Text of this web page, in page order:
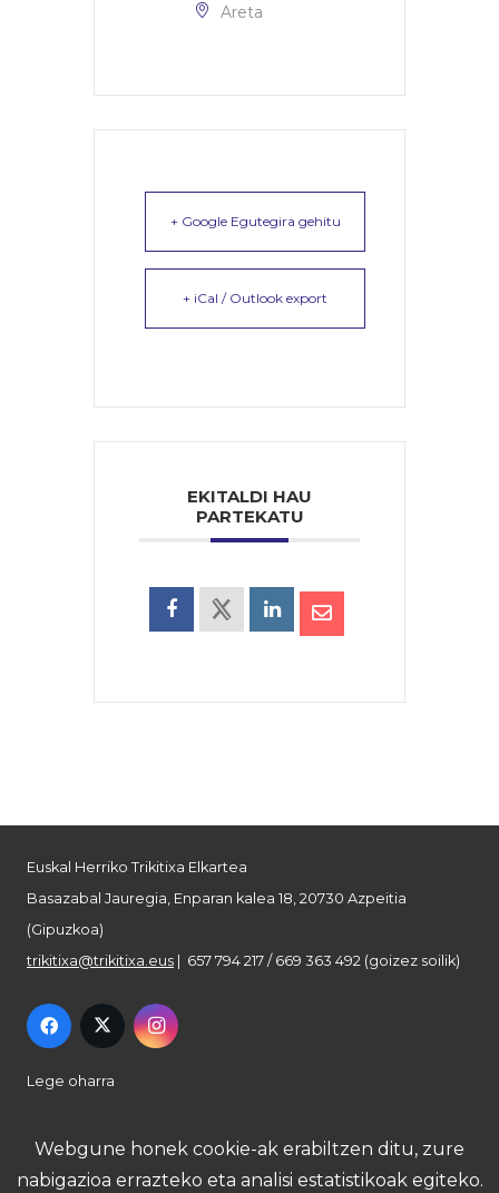
Areta
+ Google Egutegira gehitu
+ iCal / Outlook export
EKITALDI HAU
PARTEKATU
Euskal Herriko Trikitixa Elkartea
Basazabal Jauregia, Enparan kalea 18, 20730 Azpeitia
(Gipuzkoa)
trikitixa@trikitixa.eus | 657 794 217 / 669 363 492 (goizez soilik)
Lege oharra
Pribatutasun politika
Webgune honek cookie-ak erabiltzen ditu, zure
nabigazioa errazteko eta analisi estatistikoak egiteko.